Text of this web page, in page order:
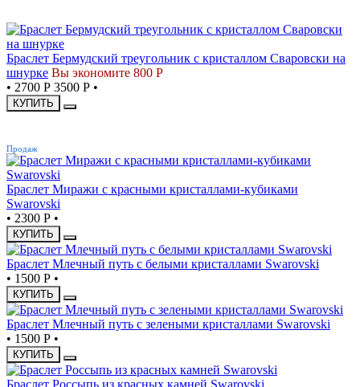
Браслет Бермудский треугольник с кристаллом Сваровски на
шнурке Вы экономите 800 Р
• 2700 Р 3500 Р •
КУПИТЬ
Продаж
Браслет Миражи с красными кристаллами-кубиками
Swarovski
• 2300 Р •
КУПИТЬ
Браслет Млечный путь с белыми кристаллами Swarovski
• 1500 Р •
КУПИТЬ
Браслет Млечный путь с зелеными кристаллами Swarovski
• 1500 Р •
КУПИТЬ
Браслет Россыпь из красных камней Swarovski